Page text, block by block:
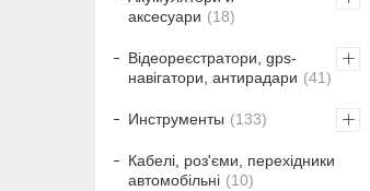
аксесуари
18
Відеореєстратори, gps-
навігатори, антирадари
41
Инструменты 133
Кабелі, роз'єми, перехідники
автомобільні
10